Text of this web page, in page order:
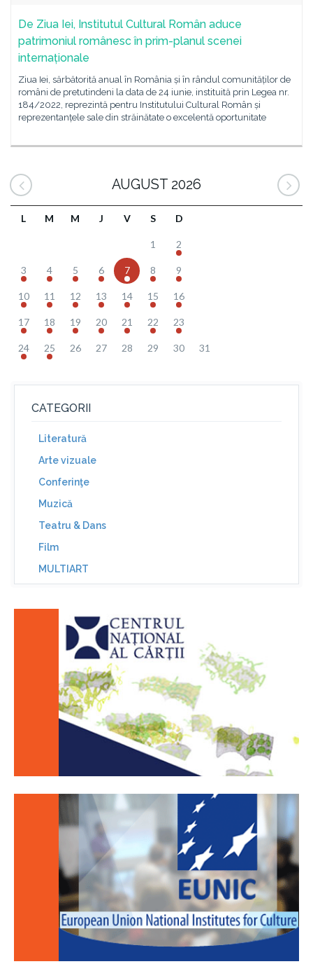
De Ziua Iei, Institutul Cultural Român aduce
patrimoniul românesc în prim-planul scenei
internaționale
Ziua Iei, sărbătorită anual în România și în rândul comunităților de
români de pretutindeni la data de 24 iunie, instituită prin Legea nr.
184/2022, reprezintă pentru Institutului Cultural Român și
reprezentanțele sale din străinătate o excelentă oportunitate
AUGUST 2026
L M M J V S D
1 2
3 4 5 6 7 8 9
10 11 12 13 14 15 16
17 18 19 20 21 22 23
24 25 26 27 28 29 30 31
CATEGORII
Literatură
Arte vizuale
Conferinţe
Muzică
Teatru & Dans
Film
MULTIART